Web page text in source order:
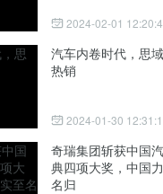
2024-02-01
汽车内卷时代，思
热销
2024-01-30
奇瑞集团斩获中国
典四项大奖，中国
名归